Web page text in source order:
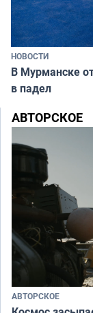
НОВОСТИ
В Мурманске
в падел
АВТОРСКОЕ
АВТОРСКОЕ